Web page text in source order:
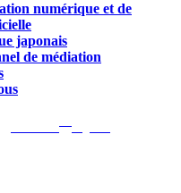
numérique et de
japonais
de médiation